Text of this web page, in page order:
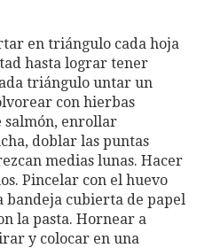
en triángulo cada hoja
hasta lograr tener
triángulo untar un
con hierbas
salmón, enrollar
doblar las puntas
medias lunas. Hacer
Pincelar con el huevo
bandeja cubierta de papel
la pasta. Hornear a
y colocar en una